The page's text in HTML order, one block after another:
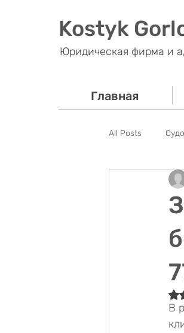
Kostyk
Юридическая фирма и
Главная
All Posts
В